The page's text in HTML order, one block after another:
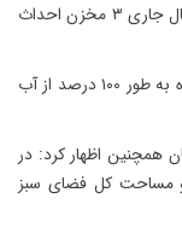
خواهد شد که طبق فازبندی که انجام می شود در سال جاری ۳ مخزن احداث
وی توضیح داد: انتظار داریم ظرف یکی دو سال آینده به طور ۱۰۰ درصد از آب
همچنین اظهار کرد: در
و مساحت کل فضای سبز